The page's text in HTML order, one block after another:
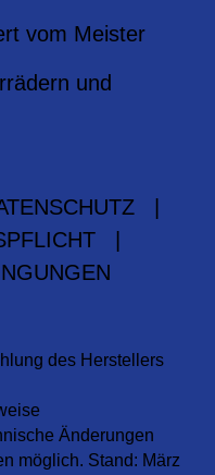
vom Meister
und
des Herstellers
Änderungen
möglich. Stand: März